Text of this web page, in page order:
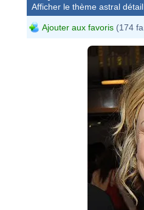
Afficher le thème astral
Ajouter aux favoris (174